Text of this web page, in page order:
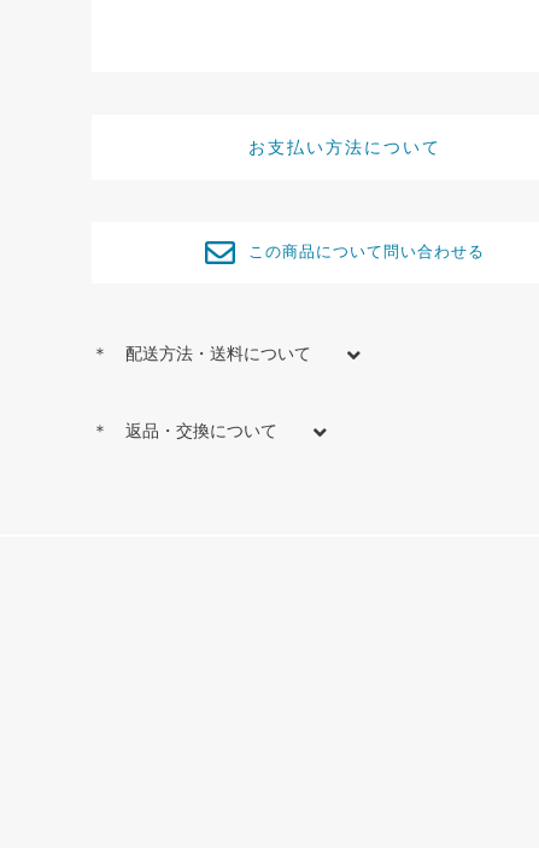
お支払い方法について
この商品について問い合わせる
＊ 配送方法・送料について
＊ 返品・交換について